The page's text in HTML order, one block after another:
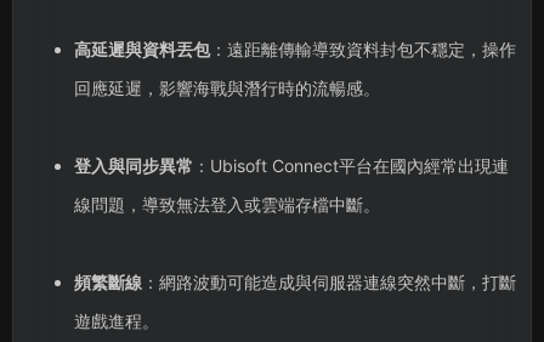
高延遲與資料丟包：遠距離傳輸導致資料封包不穩定，操作
回應延遲，影響海戰與潛行時的流暢感。
登入與同步異常 ：Ubisoft Connect平台在國內經常出現連
線問題，導致無法登入或雲端存檔中斷。
頻繁斷線：網路波動可能造成與伺服器連線突然中斷，打斷
遊戲進程。